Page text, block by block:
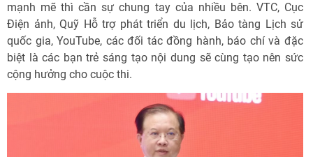
mạnh mẽ thì cần sự chung tay của nhiều bên. VTC, Cục
Điện ảnh, Quỹ Hỗ trợ phát triển du lịch, Bảo tàng Lịch sử
quốc gia, YouTube, các đối tác đồng hành, báo chí và đặc
biệt là các bạn trẻ sáng tạo nội dung sẽ cùng tạo nên sức
cộng hưởng cho cuộc thi.